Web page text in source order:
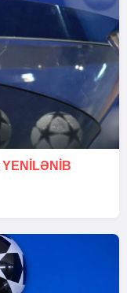
YENİLƏNİB